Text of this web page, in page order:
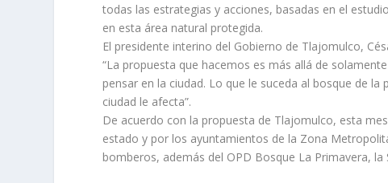
todas las estrategias y acciones, basadas en el
en esta área natural protegida.
El presidente interino del Gobierno de Tlajomulco,
“La propuesta que hacemos es más allá de
pensar en la ciudad. Lo que le suceda al bosque de
ciudad le afecta”.
De acuerdo con la propuesta de Tlajomulco, esta
estado y por los ayuntamientos de la Zona
bomberos, además del OPD Bosque La Primavera, la